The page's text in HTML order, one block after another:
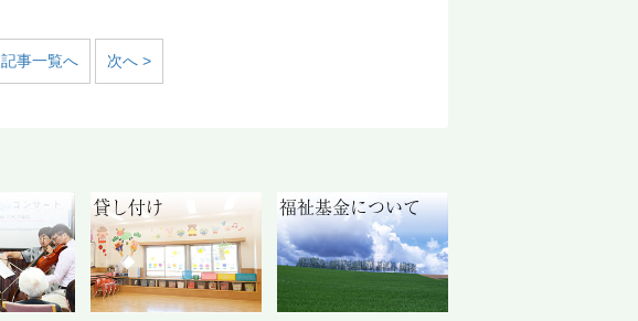
記事一覧へ 次へ >
貸し付け 福祉基金について